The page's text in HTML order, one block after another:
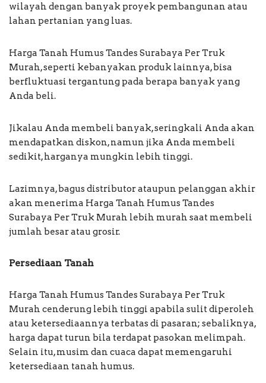
wilayah dengan banyak proyek pembangunan atau
lahan pertanian yang luas.
Harga Tanah Humus Tandes Surabaya Per Truk
Murah, seperti kebanyakan produk lainnya, bisa
berfluktuasi tergantung pada berapa banyak yang
Anda beli.
Jikalau Anda membeli banyak, seringkali Anda akan
mendapatkan diskon, namun jika Anda membeli
sedikit, harganya mungkin lebih tinggi.
Lazimnya, bagus distributor ataupun pelanggan akhir
akan menerima Harga Tanah Humus Tandes
Surabaya Per Truk Murah lebih murah saat membeli
jumlah besar atau grosir.
Persediaan Tanah
Harga Tanah Humus Tandes Surabaya Per Truk
Murah cenderung lebih tinggi apabila sulit diperoleh
atau ketersediaannya terbatas di pasaran; sebaliknya,
harga dapat turun bila terdapat pasokan melimpah.
Selain itu, musim dan cuaca dapat memengaruhi
ketersediaan tanah humus.